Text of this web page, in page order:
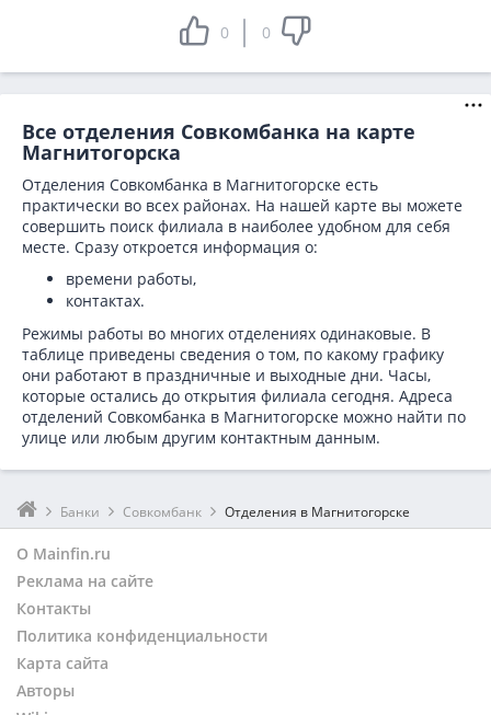
0 0
Все отделения Совкомбанка на карте
Магнитогорска
Отделения Совкомбанка в Магнитогорске есть
практически во всех районах. На нашей карте вы можете
совершить поиск филиала в наиболее удобном для себя
месте. Сразу откроется информация о:
времени работы,
контактах.
Режимы работы во многих отделениях одинаковые. В
таблице приведены сведения о том, по какому графику
они работают в праздничные и выходные дни. Часы,
которые остались до открытия филиала сегодня. Адреса
отделений Совкомбанка в Магнитогорске можно найти по
улице или любым другим контактным данным.
Банки Совкомбанк Отделения в Магнитогорске
О Mainfin.ru
Реклама на сайте
Контакты
Политика конфиденциальности
Карта сайта
Авторы